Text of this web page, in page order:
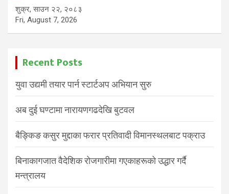
शुक्र, साउन २२, २०८३
Fri, August 7, 2026
Recent Posts
युवा उद्यमी तयार पार्न स्टार्टअप अभियान सुरु
अब दुई घण्टामा नारायणगढदेखि बुटवल
बैङ्किङ कसुर मुद्दाका फरार प्रतिवादी विमानस्थलबाट पक्राउ
बिनाकागजात वैदेशिक रोजगारीमा गएकाहरूको उद्धार गर्दै
मन्त्रालय